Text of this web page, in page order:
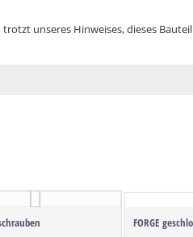
unseres Hinweises, dieses
FORGE